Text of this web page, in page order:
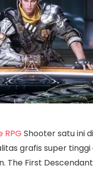
RPG Shooter satu ini
grafis super
The First